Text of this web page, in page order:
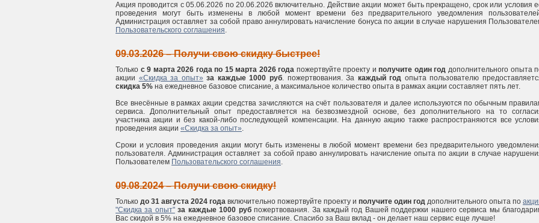
Акция проводится с 05.06.2026 по 20.06.2026 включительно. Действие акции может быть прекращено, срок или условия
проведения могут быть изменены в любой момент времени без предварительного уведомления
Администрация оставляет за собой право аннулировать начисление бонуса по акции в случае нарушения
Пользовательского соглашения.
09.03.2026 – Получи свою скидку быстрее!
Только с 9 марта 2026 года по 15 марта 2026 года пожертвуйте проекту иполучите один год дополнительного опыта
акции «Скидка за опыт» за каждые 1000 руб. пожертвования. За каждый год опыта пользователю
скидка 5% на ежедневное базовое списание, а максимальное количество опыта в рамках акции составляет пять лет.
Все внесённые в рамках акции средства зачисляются на счёт пользователя и далее используются по обычным
сервиса. Дополнительный опыт предоставляется на безвозмездной основе, без дополнительного на то
участника акции и без какой-либо последующей компенсации. На данную акцию также распространяются все
проведения акции «Скидка за опыт».
Сроки и условия проведения акции могут быть изменены в любой момент времени без предварительного
пользователя. Администрация оставляет за собой право аннулировать начисление опыта по акции в случае
Пользователем Пользовательского соглашения.
09.08.2024 – Получи свою скидку!
Только до 31 августа 2024 года включительно пожертвуйте проекту и получите один год дополнительного опыта по
"Скидка за опыт" за каждые 1000 рубпожертвования. За каждый год Вашей поддержки нашего сервиса мы
Вас скидой в 5% на ежедневное базовое списание. Спасибо за Ваш вклад - он делает наш сервис еще лучше!